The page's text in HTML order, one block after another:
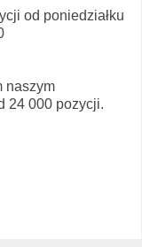
od poniedziałku
naszym
24 000 pozycji.